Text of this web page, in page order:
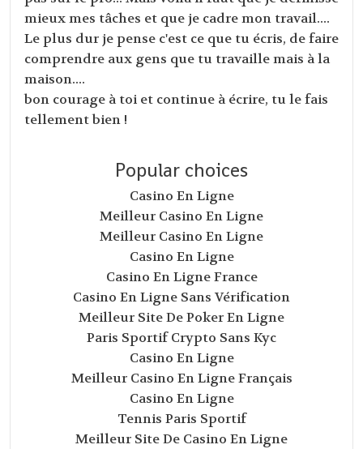
mieux mes tâches et que je cadre mon travail....
Le plus dur je pense c'est ce que tu écris, de faire
comprendre aux gens que tu travaille mais à la
maison....
bon courage à toi et continue à écrire, tu le fais
tellement bien !
Popular choices
Casino En Ligne
Meilleur Casino En Ligne
Meilleur Casino En Ligne
Casino En Ligne
Casino En Ligne France
Casino En Ligne Sans Vérification
Meilleur Site De Poker En Ligne
Paris Sportif Crypto Sans Kyc
Casino En Ligne
Meilleur Casino En Ligne Français
Casino En Ligne
Tennis Paris Sportif
Meilleur Site De Casino En Ligne